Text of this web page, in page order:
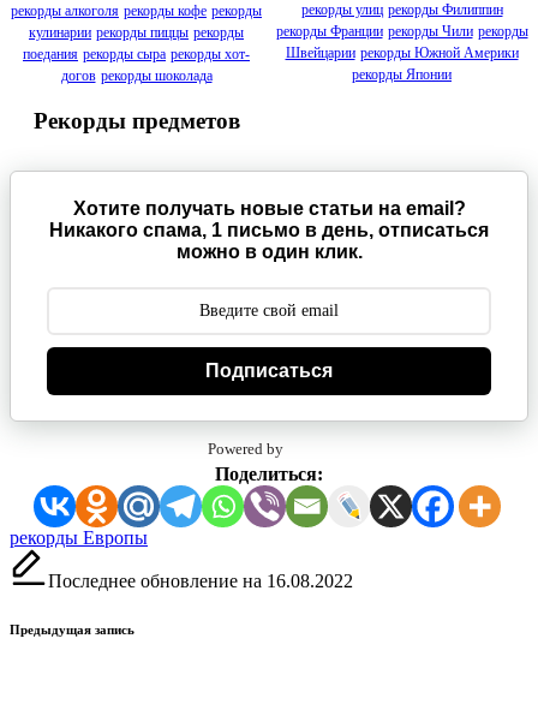
рекорды алкоголя рекорды кофе рекорды
кулинарии рекорды пиццы рекорды
поедания рекорды сыра рекорды хот-
догов рекорды шоколада
Рекорды предметов
рекорды улиц рекорды Филиппин
рекорды Франции рекорды Чили рекорды
Швейцарии рекорды Южной Америки
рекорды Японии
Хотите получать новые статьи на email?
Никакого спама, 1 письмо в день, отписаться
можно в один клик.
Подписаться
Powered by
Поделиться:
Метки:
рекорды Европы
Последнее обновление на 16.08.2022
Навигация
Предыдущая запись